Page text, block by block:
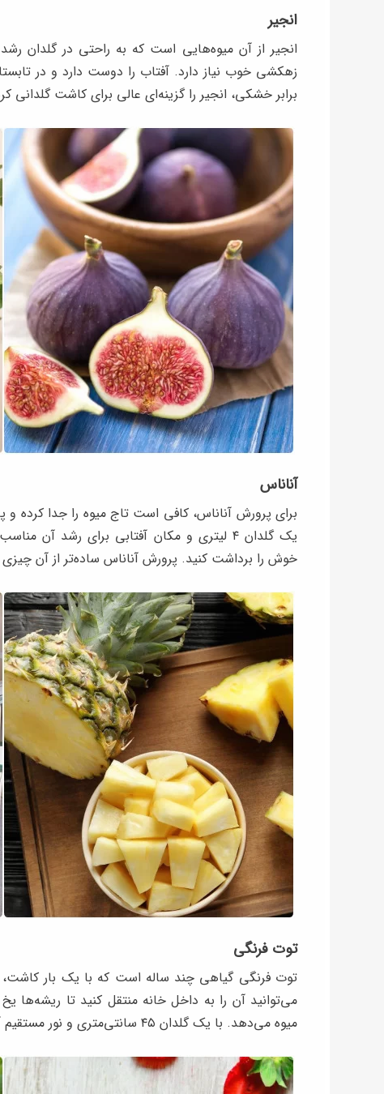
انجیر
زهکشی خوب نیاز دارد. آفتاب را دوست دارد و در
برابر خشکی، انجیر را گزینه‌ای عالی برای کاشت گلدانی
آناناس
برای پرورش آناناس، کافی است تاج میوه را جدا کرده
یک گلدان ۴ لیتری و مکان آفتابی برای رشد
خوش را برداشت کنید. پرورش آناناس ساده‌تر از آن
توت ‌فرنگی
توت ‌فرنگی گیاهی چند ساله است که با یک بار
می‌توانید آن را به داخل خانه منتقل کنید تا ریشه‌ها
میوه می‌دهد. با یک گلدان ۴۵ سانتی‌متری و نور مستقیم آفتاب، می‌توانید تا ۱۲ بوته را پرورش دهید.